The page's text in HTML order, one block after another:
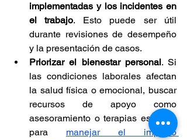
implementadas y los incidentes en
el trabajo. Esto puede ser útil
durante revisiones de desempeño
y la presentación de casos.
Priorizar el bienestar personal. Si
las condiciones laborales afectan
la salud física o emocional, buscar
recursos de apoyo como
asesoramiento o terapias es clave
para manejar el impacto